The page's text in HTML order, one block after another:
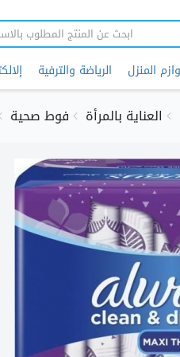
المنزل الرياضة والترفية
العناية بالمرأة فوط صحية